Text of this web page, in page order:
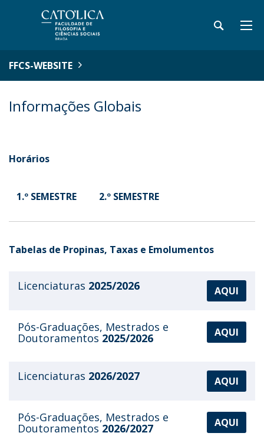
FFCS-WEBSITE
Informações Globais
Horários
1.º SEMESTRE 2.º SEMESTRE
Tabelas de Propinas, Taxas e Emolumentos
Licenciaturas 2025/2026 AQUI
Pós-Graduações, Mestrados e
Doutoramentos 2025/2026 AQUI
Licenciaturas 2026/2027 AQUI
Pós-Graduações, Mestrados e
Doutoramentos 2026/2027 AQUI